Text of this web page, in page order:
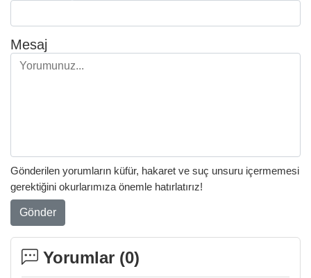
Mesaj
Gönderilen yorumların küfür, hakaret ve suç unsuru içermemesi
gerektiğini okurlarımıza önemle hatırlatırız!
Gönder
Yorumlar (0)